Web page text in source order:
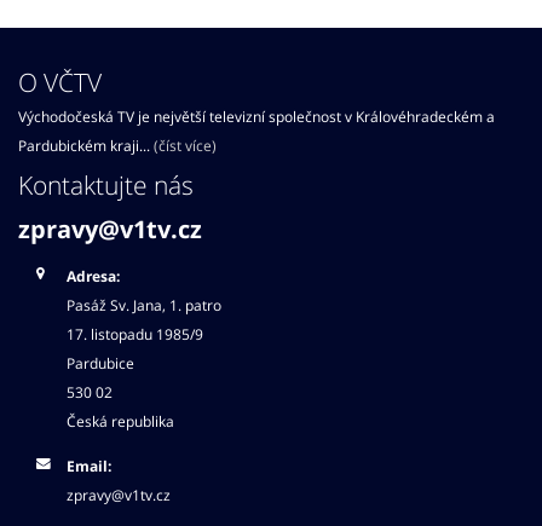
O VČTV
Východočeská TV je největší televizní společnost v Královéhradeckém a
Pardubickém kraji... (číst více)
Kontaktujte nás
zpravy@v1tv.cz
Adresa:
Pasáž Sv. Jana, 1. patro
17. listopadu 1985/9
Pardubice
530 02
Česká republika
Email:
zpravy@v1tv.cz